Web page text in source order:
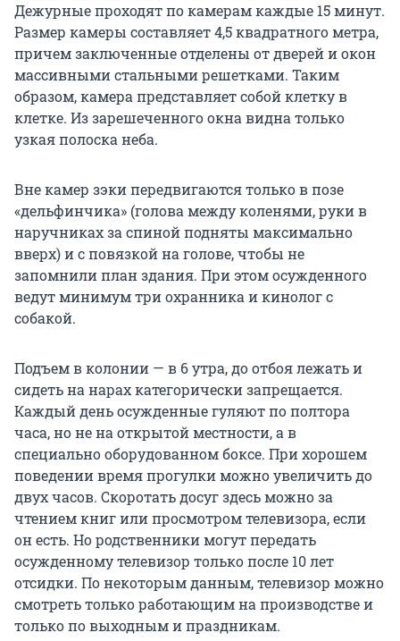
Дежурные проходят по камерам каждые 15 минут.
Размер камеры составляет 4,5 квадратного метра,
причем заключенные отделены от дверей и окон
массивными стальными решетками. Таким
образом, камера представляет собой клетку в
клетке. Из зарешеченного окна видна только
узкая полоска неба.
Вне камер зэки передвигаются только в позе
«дельфинчика» (голова между коленями, руки в
наручниках за спиной подняты максимально
вверх) и с повязкой на голове, чтобы не
запомнили план здания. При этом осужденного
ведут минимум три охранника и кинолог с
собакой.
Подъем в колонии — в 6 утра, до отбоя лежать и
сидеть на нарах категорически запрещается.
Каждый день осужденные гуляют по полтора
часа, но не на открытой местности, а в
специально оборудованном боксе. При хорошем
поведении время прогулки можно увеличить до
двух часов. Скоротать досуг здесь можно за
чтением книг или просмотром телевизора, если
он есть. Но родственники могут передать
осужденному телевизор только после 10 лет
отсидки. По некоторым данным, телевизор можно
смотреть только работающим на производстве и
только по выходным и праздникам.